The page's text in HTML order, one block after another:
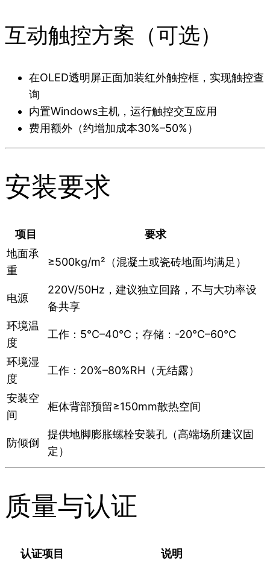
互动触控方案（可选）
在OLED透明屏正面加装红外触控框，实现触控查
询
内置Windows主机，运行触控交互应用
费用额外（约增加成本30%–50%）
安装要求
项目
要求
地面承
重
≥500kg/m²（混凝土或瓷砖地面均满足）
电源
220V/50Hz，建议独立回路，不与大功率设
备共享
环境温
度
工作：5℃–40℃；存储：-20℃–60℃
环境湿
度
工作：20%–80%RH（无结露）
安装空
间
柜体背部预留≥150mm散热空间
防倾倒
提供地脚膨胀螺栓安装孔（高端场所建议固
定）
质量与认证
认证项目
说明